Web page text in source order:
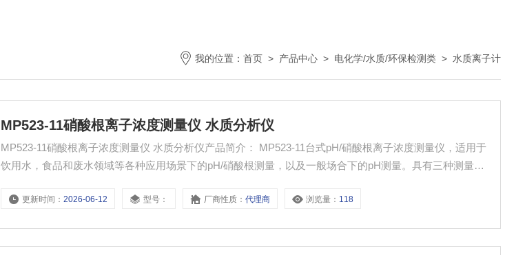
我的位置： 首页 > 产品中心 > 电化学/水质/环保检测类 > 水质离子计
MP523-11硝酸根离子浓度测量仪 水质分析仪
MP523-11硝酸根离子浓度测量仪 水质分析仪产品简介： MP523-11台式pH/硝酸根离子浓度测量仪，适用于
饮用水，食品和废水领域等各种应用场景下的pH/硝酸根测量，以及一般场合下的pH测量。具有三种测量模
有时间/日期显示，支持手动/自动定时数据存储，便于数据管理。随附万向电极架及自动搅拌器，
更新时间：2026-06-12 型号： 厂商性质：代理商 浏览量： 118